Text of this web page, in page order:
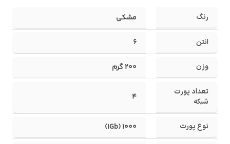
رنگ مشکی
انتن 6
وزن ۲۰۰ گرم
تعداد پورت
شبکه
4
نوع پورت 1000 (1Gb)